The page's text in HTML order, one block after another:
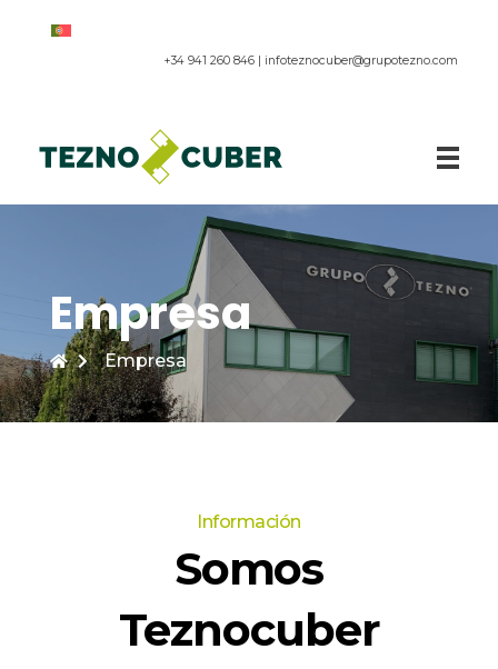
+34 941 260 846 | infoteznocuber@grupotezno.com
Empresa
Empresa
Información
Somos
Teznocuber